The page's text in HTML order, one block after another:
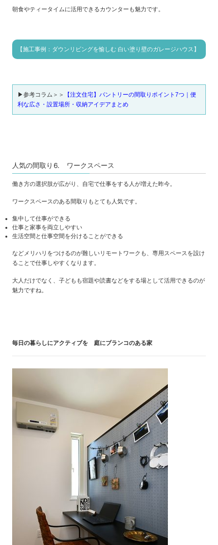
朝食やティータイムに活用できるカウンターも魅力です。
【施工事例：ダウンリビングを愉しむ 白い塗り壁のガレージハウス】
▶参考コラム＞＞
【注文住宅】パントリーの間取りポイント7つ｜便
利な広さ・設置場所・収納アイデアまとめ
人気の間取り⒍ ワークスペース
働き方の選択肢が広がり、自宅で仕事をする人が増えた昨今。
ワークスペースのある間取りもとても人気です。
集中して仕事ができる
仕事と家事を両立しやすい
生活空間と仕事空間を分けることができる
などメリハリをつけるのが難しいリモートワークも、専用スペースを設け
ることで仕事しやすくなります。
大人だけでなく、子どもも宿題や読書などをする場として活用できるのが
魅力ですね。
毎日の暮らしにアクティブを 庭にブランコのある家